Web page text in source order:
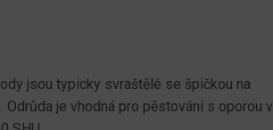
jsou typicky svraštělé se špičkou na
je vhodná pro pěstování s oporou v